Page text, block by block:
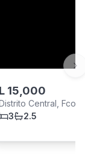
L 15,000
Central, Fco.
3
2.5